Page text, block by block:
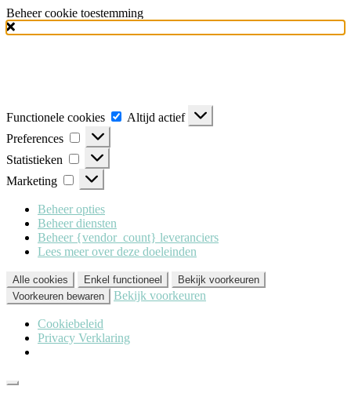
Beheer cookie toestemming
Functionele cookies
Functionele
cookies
Altijd actief
Preferences
Preferences
Statistieken Statistieken
Marketing Marketing
Beheer opties
Beheer diensten
Beheer {vendor_count} leveranciers
Lees meer over deze doeleinden
Alle cookies Enkel functioneel
Bekijk voorkeuren
Voorkeuren bewaren
Bekijk voorkeuren
Cookiebeleid
Privacy Verklaring